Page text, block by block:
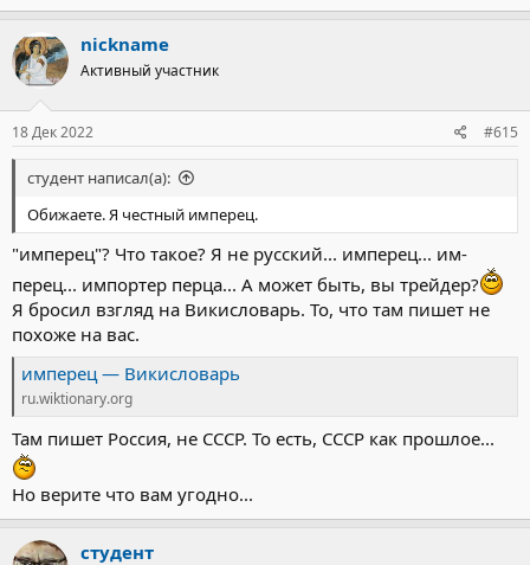
nickname
Активный участник
18 Дек 2022 #615
студент написал(а):
Обижаете. Я честный имперец.
"имперец"? Что такое? Я не русский... имперец... им-
перец... импортер перца... А может быть, вы трейдер?
Я бросил взгляд на Викисловарь. То, что там пишет не
похоже на вас.
имперец — Викисловарь
ru.wiktionary.org
Там пишет Россия, не СССР. То есть, СССР как прошлое...
Но верите что вам угодно...
студент